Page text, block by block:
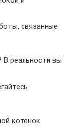
связанные
В реальности вы
котенок